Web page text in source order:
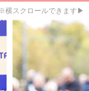
※横スクロールできます▶